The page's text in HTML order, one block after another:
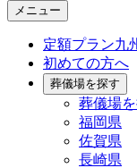
メニュー
定額プラン九
初めての方へ
葬儀場を探す
葬儀場
福岡県
佐賀県
長崎県